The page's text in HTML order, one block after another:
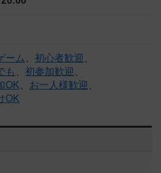
ーム 初心者歓迎
も
初参加歓迎
OK
お一人様歓迎
OK